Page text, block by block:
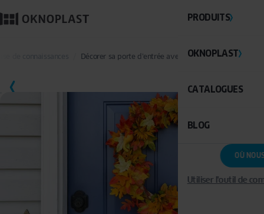
PRODUITS
OKNOPLAST
CATALOGUES
BLOG
OÙ
Utiliser l'outil de
Décorer sa porte d’entrée avec une couronne d’automne
SAUVEGARDER